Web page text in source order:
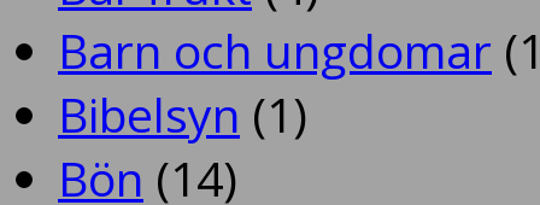
Barn och ungdomar
Bibelsyn (1)
Bön (14)